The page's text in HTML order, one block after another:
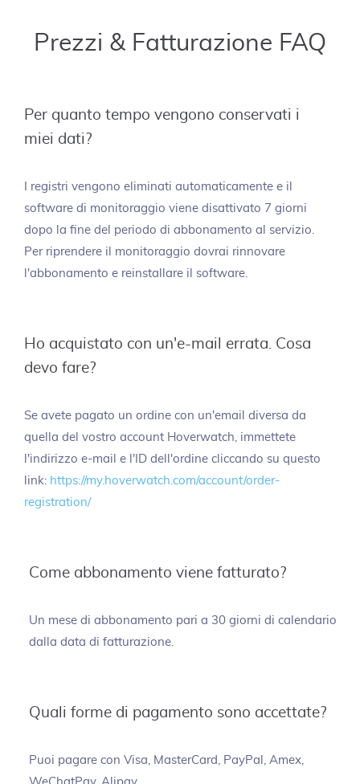
Prezzi & Fatturazione FAQ
Per quanto tempo vengono conservati i
miei dati?
I registri vengono eliminati automaticamente e il
software di monitoraggio viene disattivato 7 giorni
dopo la fine del periodo di abbonamento al servizio.
Per riprendere il monitoraggio dovrai rinnovare
l'abbonamento e reinstallare il software.
Ho acquistato con un'e-mail errata. Cosa
devo fare?
Se avete pagato un ordine con un'email diversa da
quella del vostro account Hoverwatch, immettete
l'indirizzo e-mail e l'ID dell'ordine cliccando su questo
link: https://my.hoverwatch.com/account/order-
registration/
Come abbonamento viene fatturato?
Un mese di abbonamento pari a 30 giorni di calendario
dalla data di fatturazione.
Quali forme di pagamento sono accettate?
Puoi pagare con Visa, MasterCard, PayPal, Amex,
WeChatPay, Alipay.